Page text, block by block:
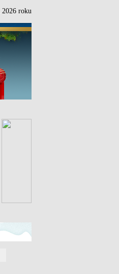
2026 roku